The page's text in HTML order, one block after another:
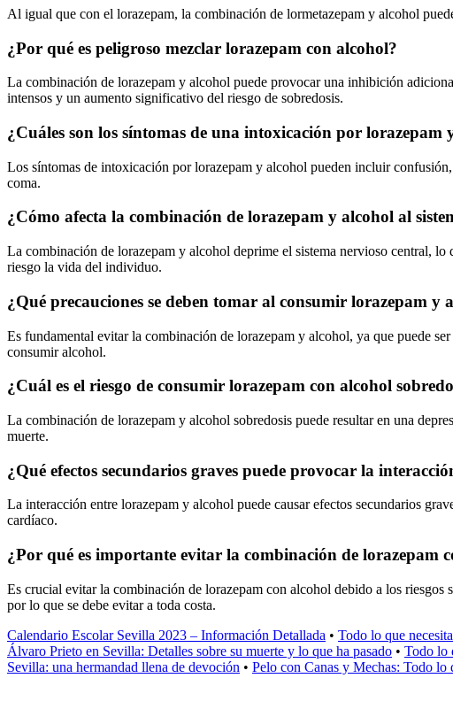
Al igual que con el lorazepam, la combinación de lormetazepam y alcohol
¿Por qué es peligroso mezclar lorazepam con alcohol?
La combinación de lorazepam y alcohol puede provocar una inhibición
intensos y un aumento significativo del riesgo de sobredosis.
¿Cuáles son los síntomas de una intoxicación por lorazepam
Los síntomas de intoxicación por lorazepam y alcohol pueden incluir
coma.
¿Cómo afecta la combinación de lorazepam y alcohol al
La combinación de lorazepam y alcohol deprime el sistema nervioso central,
riesgo la vida del individuo.
¿Qué precauciones se deben tomar al consumir lorazepam y
Es fundamental evitar la combinación de lorazepam y alcohol, ya que puede
consumir alcohol.
¿Cuál es el riesgo de consumir lorazepam con alcohol
La combinación de lorazepam y alcohol sobredosis puede resultar en una
muerte.
¿Qué efectos secundarios graves puede provocar la
La interacción entre lorazepam y alcohol puede causar efectos secundarios
cardíaco.
¿Por qué es importante evitar la combinación de lorazepam
Es crucial evitar la combinación de lorazepam con alcohol debido a los riesgos
por lo que se debe evitar a toda costa.
Calendario Escolar Sevilla 2023 – Información Detallada • Todo lo que
Álvaro Prieto en Sevilla: Detalles sobre su muerte y lo que ha pasado • Todo lo
Sevilla: una hermandad llena de devoción • Pelo con Canas y Mechas: Todo lo